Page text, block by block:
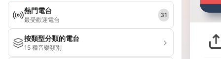
熱門電台
最受歡迎電台
31
按類型分類的電台
15 種音樂類別